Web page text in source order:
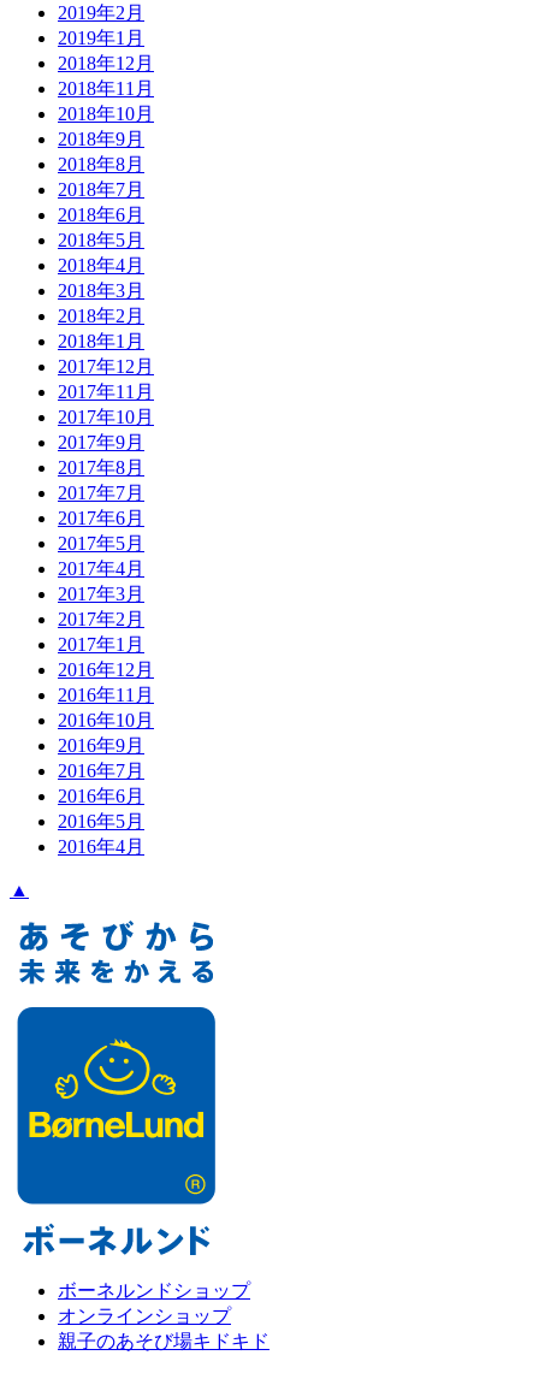
2019年2月
2019年1月
2018年12月
2018年11月
2018年10月
2018年9月
2018年8月
2018年7月
2018年6月
2018年5月
2018年4月
2018年3月
2018年2月
2018年1月
2017年12月
2017年11月
2017年10月
2017年9月
2017年8月
2017年7月
2017年6月
2017年5月
2017年4月
2017年3月
2017年2月
2017年1月
2016年12月
2016年11月
2016年10月
2016年9月
2016年7月
2016年6月
2016年5月
2016年4月
▲
ボーネルンドショップ
オンラインショップ
親子のあそび場キドキド